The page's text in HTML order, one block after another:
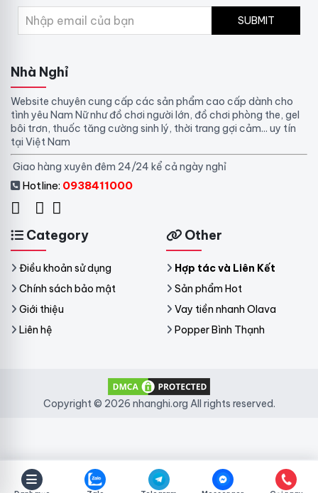
SUBMIT
Nhà Nghỉ
Website chuyên cung cấp các sản phẩm cao cấp dành cho
tình yêu Nam Nữ như đồ chơi người lớn, đồ chơi phòng the, gel
bôi trơn, thuốc tăng cường sinh lý, thời trang gợi cảm... uy tín
tại Việt Nam
Giao hàng xuyên đêm 24/24 kể cả ngày nghỉ
Hotline: 0938411000
Category
Điều khoản sử dụng
Chính sách bảo mật
Giới thiệu
Liên hệ
Other
Hợp tác và Liên Kết
Sản phẩm Hot
Vay tiền nhanh Olava
Popper Bình Thạnh
Copyright © 2026 nhanghi.org All rights reserved.